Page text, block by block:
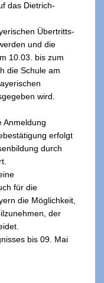
das Dietrich-
Übertritts-
und die
10.03. bis zum
die Schule am
wird.
Anmeldung
erfolgt
durch
für die
die Möglichkeit,
der
bis 09. Mai